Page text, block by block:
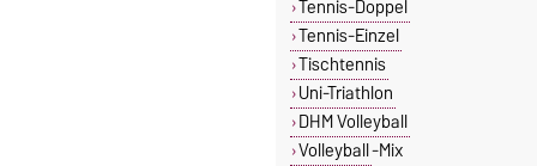
Tennis-Doppel
Tennis-Einzel
Tischtennis
Uni-Triathlon
DHM Volleyball
Volleyball-Mix